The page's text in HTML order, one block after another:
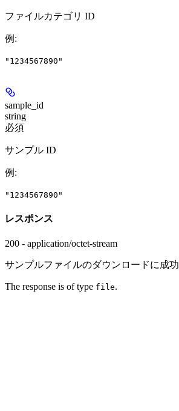
ファイルカテゴリ ID
例 :
"1234567890"
sample_id
string
必須
サンプル ID
例 :
"1234567890"
レスポンス
200 - application/octet-stream
サンプルファイルのダウンロードに成功
The response is of type file.